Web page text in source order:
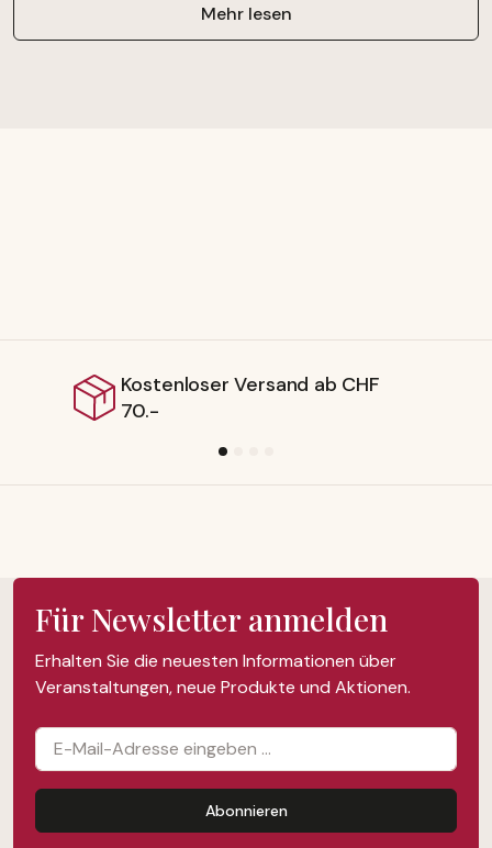
Mehr lesen
Versand ab CHF
Für Newsletter anmelden
Erhalten Sie die neuesten Informationen über
Veranstaltungen, neue Produkte und Aktionen.
Abonnieren